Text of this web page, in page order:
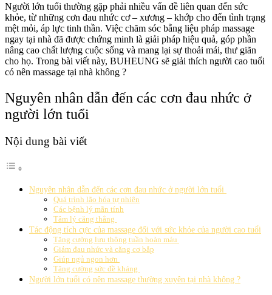
Người lớn tuổi thường gặp phải nhiều vấn đề liên quan đến sức
khỏe, từ những cơn đau nhức cơ – xương – khớp cho đến tình trạng
mệt mỏi, áp lực tinh thần. Việc chăm sóc bằng liệu pháp massage
ngay tại nhà đã được chứng minh là giải pháp hiệu quả, góp phần
nâng cao chất lượng cuộc sống và mang lại sự thoải mái, thư giãn
cho họ. Trong bài viết này, BUHEUNG sẽ giải thích người cao tuổi
có nên massage tại nhà không ?
Nguyên nhân dẫn đến các cơn đau nhức ở
người lớn tuổi
Nội dung bài viết
Nguyên nhân dẫn đến các cơn đau nhức ở người lớn tuổi
Quá trình lão hóa tự nhiên
Các bệnh lý mãn tính
Tâm lý căng thẳng
Tác động tích cực của massage đối với sức khỏe của người cao tuổi
Tăng cường lưu thông tuần hoàn máu
Giảm đau nhức và căng cơ bắp
Giúp ngủ ngon hơn
Tăng cường sức đề kháng
Người lớn tuổi có nên massage thường xuyên tại nhà không ?